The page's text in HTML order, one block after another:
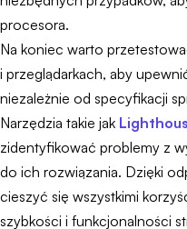
procesora.
Na koniec warto
i przeglądarkach, aby
niezależnie od specyfikacji
Narzędzia takie jak
zidentyfikować problemy z
do ich rozwiązania. Dzięki
cieszyć się wszystkimi
szybkości i funkcjonalności